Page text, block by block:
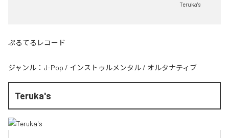
Teruka's
ぷるてるレコード
ジャンル： J-Pop / インストゥルメンタル / オルタナティブ
Teruka's